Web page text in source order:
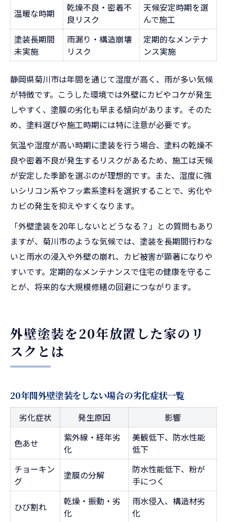
温暖な時期
乾燥不良・密着不
良リスク
天候安定時期を選
んで施工
塗装長期間
未実施
雨漏り・構造崩壊
リスク
定期的なメンテナ
ンス実施
静岡県菊川市は年間を通じて湿度が高く、雨が多い気候
が特徴です。こうした環境では外壁にカビやコケが発生
しやすく、塗膜の劣化も早まる傾向があります。そのた
め、塗料選びや施工時期には特に注意が必要です。
気温や湿度が高い時期に塗装を行う場合、塗料の乾燥不
良や密着不良が発生するリスクがあるため、施工は天候
が安定した季節を選ぶのが理想的です。また、湿度に強
いシリコン系やフッ素系塗料を選択することで、劣化や
カビの発生を抑えやすくなります。
「外壁塗装を20年しないとどうなる？」との質問もあり
ますが、菊川市のような気候では、塗装を長期間行わな
いと雨水の浸入や外壁の崩れ、カビ被害が顕著になりや
すいです。定期的なメンテナンスで住宅の健康を守るこ
とが、将来的な大規模修繕の回避につながります。
外壁塗装を20年放置した家のリ
スクとは
20年間外壁塗装をしない場合の劣化症状一覧
劣化症状 発生原因 影響
色あせ
紫外線・経年劣
化
美観低下、防水性能
低下
チョーキン
グ
塗膜の分解
防水性能低下、粉が
手につく
ひび割れ
乾燥・振動・劣
化
雨水侵入、構造材劣
化